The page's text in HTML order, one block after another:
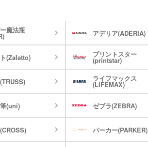
魔法瓶 アデリア(ADERIA)
(Zalatto) プリントスター
(printstar)
ライフマックス
(LIFEMAX)
(uni) ゼブラ(ZEBRA)
パーカー(PARKER)
傘(UV対策)
ポーツ
ールタオル
イロ・湯たんぽ